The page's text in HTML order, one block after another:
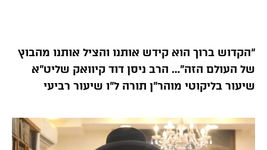
“הקדוש ברוך הוא קידש אותנו והציל אותנו מהבוץ
של העולם הזה”… הרב ניסן דוד קיוואק שליט”א
שיעור בליקוטי מוהר”ן תורה ל”ו שיעור רביעי